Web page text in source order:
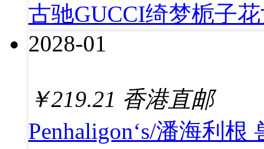
古驰GUCCI绮梦栀子
2028-01
￥219.21 香港直邮
Penhaligon‘s/潘海利